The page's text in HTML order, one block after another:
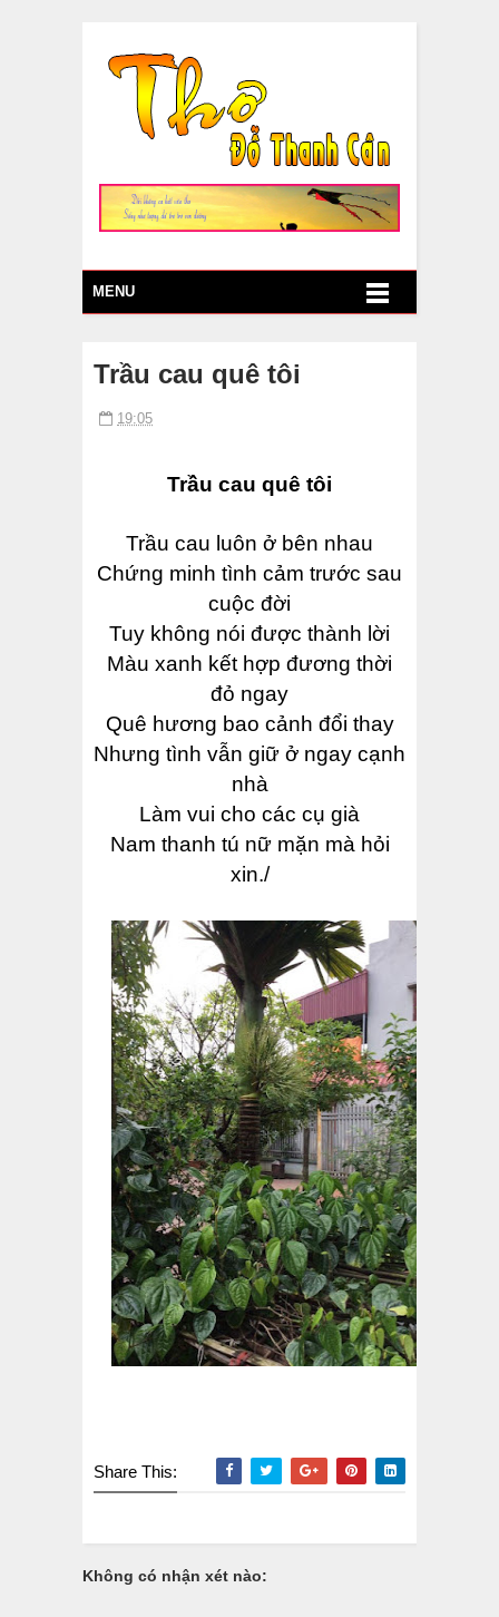
MENU
Trầu cau quê tôi
19:05
Trầu cau quê tôi
Trầu cau luôn ở bên nhau
Chứng minh tình cảm trước sau
cuộc đời
Tuy không nói được thành lời
Màu xanh kết hợp đương thời
đỏ ngay
Quê hương bao cảnh đổi thay
Nhưng tình vẫn giữ ở ngay cạnh
nhà
Làm vui cho các cụ già
Nam thanh tú nữ mặn mà hỏi
xin./
Share This:
Không có nhận xét nào: